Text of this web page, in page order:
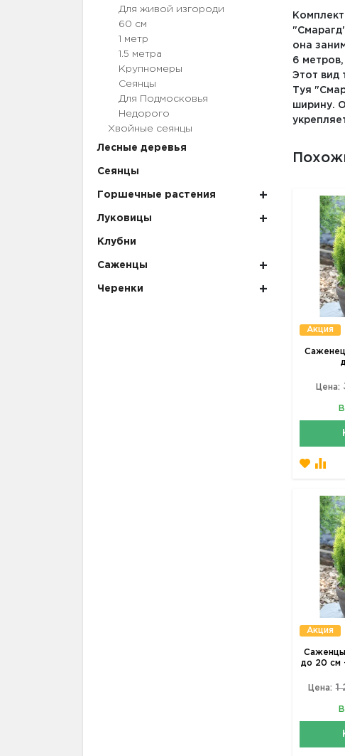
Для живой изгороди
60 см
1 метр
1.5 метра
Крупномеры
Сеянцы
Для Подмосковья
Недорого
Хвойные сеянцы
Лесные деревья
Сеянцы
Горшечные растения
Луковицы
Клубни
Саженцы
Черенки
она
6
Этот вид
Туя
ширину.
Акция
Саженец
Цена:
Акция
до 20 см
Цена: 1